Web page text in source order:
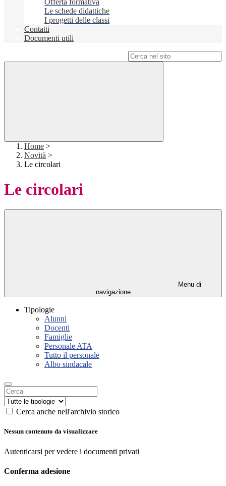
Offerta formativa
Le schede didattiche
I progetti delle classi
Contatti
Documenti utili
Home >
Novità >
Le circolari
Le circolari
Menu di
navigazione
Tipologie
Alunni
Docenti
Famiglie
Personale ATA
Tutto il personale
Albo sindacale
Cerca anche nell'archivio storico
Nessun contenuto da visualizzare
Autenticarsi per vedere i documenti privati
Conferma adesione